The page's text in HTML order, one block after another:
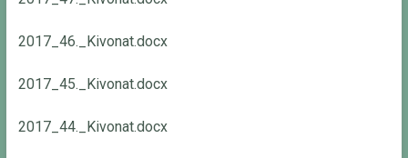
2017_46._Kivonat.docx
2017_45._Kivonat.docx
2017_44._Kivonat.docx